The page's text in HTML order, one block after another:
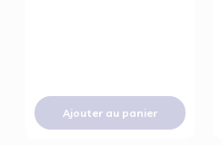
Ajouter au panier